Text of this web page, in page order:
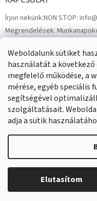
Weboldalunk sütiket
használatát a következő
megfelelő működése, a
mérése, egyéb speciális
segítségével
szolgáltatásait.
adja a sütik
Elutasítom
Írjon nekünk:NON STOP:
Megrendelések:
FacebookHeavenShop.sk
Eredményeink